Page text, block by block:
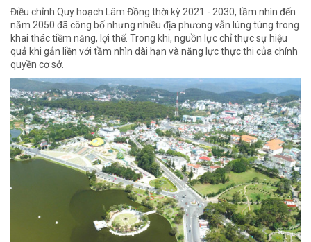
Điều chỉnh Quy hoạch Lâm Đồng thời kỳ 2021 - 2030, tầm nhìn đến
năm 2050 đã công bố nhưng nhiều địa phương vẫn lúng túng trong
khai thác tiềm năng, lợi thế. Trong khi, nguồn lực chỉ thực sự hiệu
quả khi gắn liền với tầm nhìn dài hạn và năng lực thực thi của chính
quyền cơ sở.